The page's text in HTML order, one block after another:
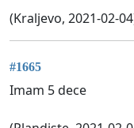
(Kraljevo, 2021-02-
#1665
Imam 5 dece